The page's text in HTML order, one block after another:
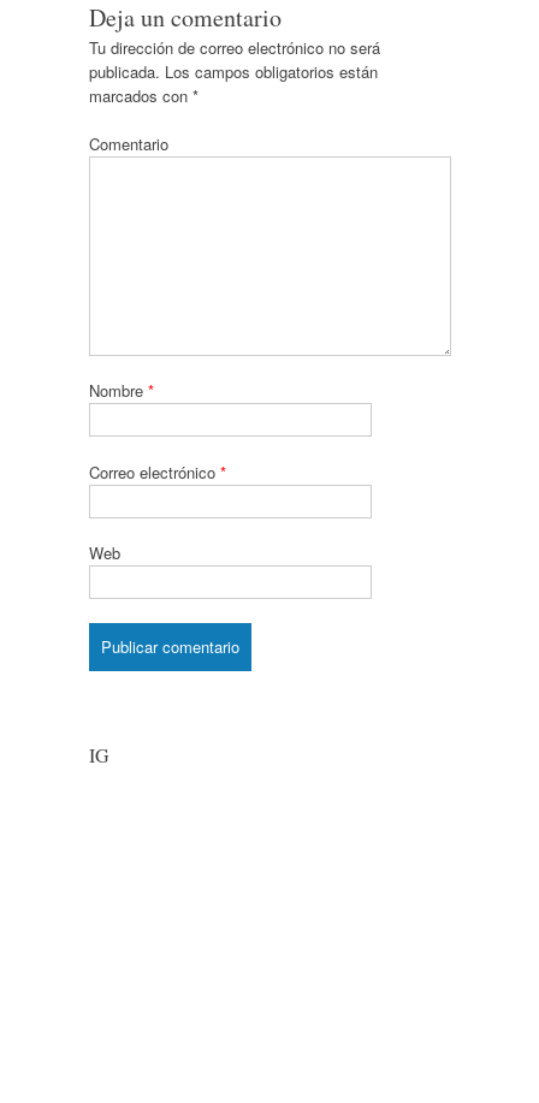
Deja un comentario
Tu dirección de correo electrónico no será
publicada. Los campos obligatorios están
marcados con *
Comentario
Nombre *
Correo electrónico *
Web
IG